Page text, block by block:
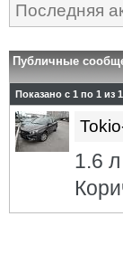
Последняя
Публичные
Показано с 1 по 1 из 1
1.6